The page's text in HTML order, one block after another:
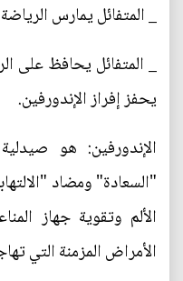
_ المتفائل يمارس
_ المتفائل يحافظ على
يحفز إفراز الإندورفين.
الإندورفين: هو
"السعادة" ومضاد
الألم وتقوية جهاز
الأمراض المزمنة التي